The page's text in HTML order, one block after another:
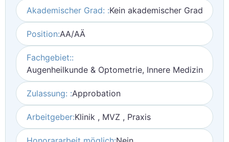
Akademischer Grad: :Kein akademischer Grad
Position:AA/AÄ
Fachgebiet::
Augenheilkunde & Optometrie, Innere Medizin
Zulassung: :Approbation
Arbeitgeber:Klinik , MVZ , Praxis